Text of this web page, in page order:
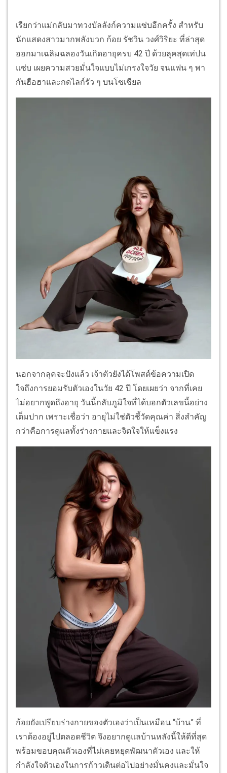
เรียกว่าแม่กลับมาทวงบัลลังก์ความแซ่บอีกครั้ง สำหรับ
นักแสดงสาวมากพลังบวก ก้อย รัชวิน วงศ์วิริยะ ที่ล่าสุด
ออกมาเฉลิมฉลองวันเกิดอายุครบ 42 ปี ด้วยลุคสุดเท่ปน
แซ่บ เผยความสวยมั่นใจแบบไม่เกรงใจวัย จนแฟน ๆ พา
กันฮือฮาและกดไลก์รัว ๆ บนโซเชียล
นอกจากลุคจะปังแล้ว เจ้าตัวยังได้โพสต์ข้อความเปิด
ใจถึงการยอมรับตัวเองในวัย 42 ปี โดยเผยว่า จากที่เคย
ไม่อยากพูดถึงอายุ วันนี้กลับภูมิใจที่ได้บอกตัวเลขนี้อย่าง
เต็มปาก เพราะเชื่อว่า อายุไม่ใช่ตัวชี้วัดคุณค่า สิ่งสำคัญ
กว่าคือการดูแลทั้งร่างกายและจิตใจให้แข็งแรง
ก้อยยังเปรียบร่างกายของตัวเองว่าเป็นเหมือน “บ้าน” ที่
เราต้องอยู่ไปตลอดชีวิต จึงอยากดูแลบ้านหลังนี้ให้ดีที่สุด
พร้อมขอบคุณตัวเองที่ไม่เคยหยุดพัฒนาตัวเอง และให้
กำลังใจตัวเองในการก้าวเดินต่อไปอย่างมั่นคงและมั่นใจ